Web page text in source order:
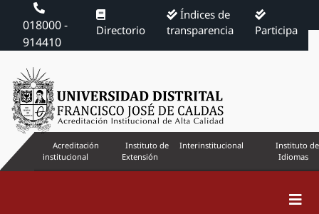
018000 -
914410
Directorio
Índices de
transparencia
Participa
Acreditación
institucional
Instituto de
Extensión
Interinstitucional
Instituto de
Idiomas